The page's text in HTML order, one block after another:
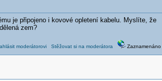
je připojeno i kovové opletení kabelu. Myslíte, že
zem?
moderátorovi Stěžovat si na moderátora Zaznamenáno